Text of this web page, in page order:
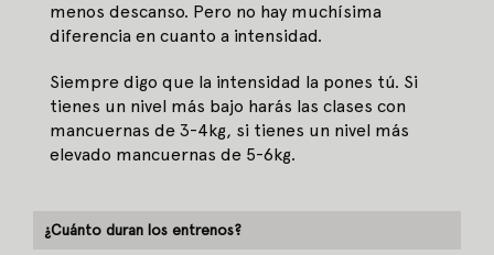
menos descanso. Pero no hay muchísima
diferencia en cuanto a intensidad.
Siempre digo que la intensidad la pones tú. Si
tienes un nivel más bajo harás las clases con
mancuernas de 3-4kg, si tienes un nivel más
elevado mancuernas de 5-6kg.
¿Cuánto duran los entrenos?